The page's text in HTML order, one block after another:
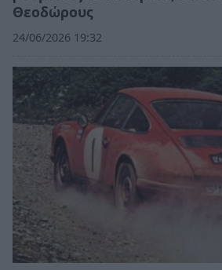
Θεοδώρους
24/06/2026 19:32